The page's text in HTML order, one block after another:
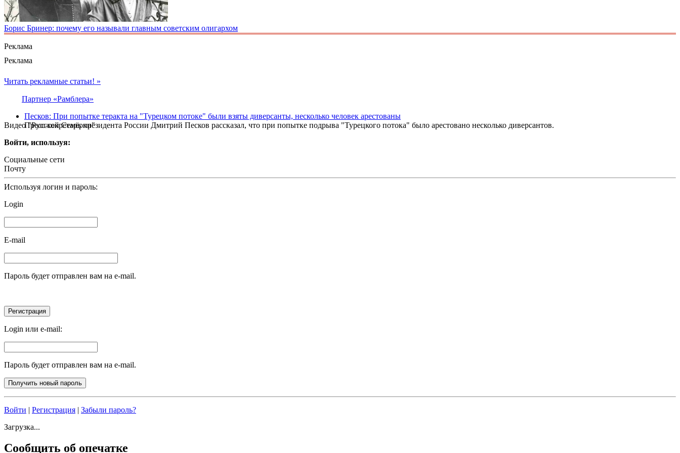
Борис Бринер: почему его называли главным советским олигархом
Реклама
Реклама
Видео "Русской Семёрки"
Читать рекламные статьи! »
Партнер «Рамблера»
Песков: При попытке теракта на "Турецком потоке" были взяты диверсанты, несколько человек арестованы
Пресс-секретарь президента России Дмитрий Песков рассказал, что при попытке подрыва "Турецкого потока" было арестовано несколько диверсантов.
Войти, используя:
Социальные сети
Почту
Используя логин и пароль:
Login
E-mail
Пароль будет отправлен вам на e-mail.
Login или e-mail:
Пароль будет отправлен вам на e-mail.
Войти | Регистрация | Забыли пароль?
Загрузка...
Сообщить об опечатке